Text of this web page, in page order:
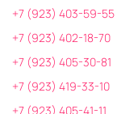
+7 (923) 403-59-55
+7 (923) 402-18-70
+7 (923) 405-30-81
+7 (923) 419-33-10
+7 (923) 405-41-11